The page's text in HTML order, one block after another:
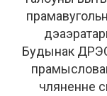
Будынак
чляненне